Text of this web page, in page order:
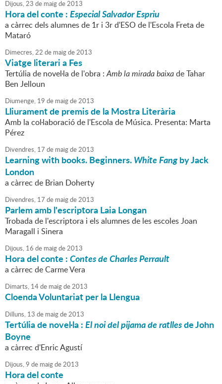
Dijous,23 de maigde2013
Hora del conte :Especial Salvador Espriu
a càrrec dels alumnes de 1r i 3r d'ESO de l'Escola Freta de
Mataró
Dimecres,22 de maigde2013
Viatge literari a Fes
Tertúlia de novel·la de l'obra :Amb la mirada baixade Tahar
Ben Jelloun
Diumenge, 19 de maigde2013
Lliurament de premis de la Mostra Literària
Amb la col·laboració de l'Escola de Música. Presenta: Marta
Pérez
Divendres, 17 de maigde2013
Learning with books. Beginners.White Fangby Jack
London
a càrrec de Brian Doherty
Divendres, 17 de maigde2013
Parlem amb l'escriptora Laia Longan
Trobada de l'escriptora i els alumnes de les escoles Joan
Maragall i Sinera
Dijous, 16 de maigde2013
Hora del conte :Contes de Charles Perrault
a càrrec de Carme Vera
Dimarts, 14de maigde2013
Cloenda Voluntariat per la Llengua
Dilluns, 13 de maigde2013
Tertúlia de novel·la :El noi del pijama de ratllesde John
Boyne
a càrrec d'Enric Agustí
Dijous,9 de maigde2013
Hora del conte